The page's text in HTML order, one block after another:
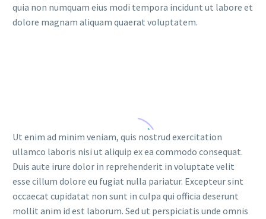
quia non numquam eius modi tempora incidunt ut labore et
dolore magnam aliquam quaerat voluptatem.
Ut enim ad minim veniam, quis nostrud exercitation
ullamco laboris nisi ut aliquip ex ea commodo consequat.
Duis aute irure dolor in reprehenderit in voluptate velit
esse cillum dolore eu fugiat nulla pariatur. Excepteur sint
occaecat cupidatat non sunt in culpa qui officia deserunt
mollit anim id est laborum. Sed ut perspiciatis unde omnis